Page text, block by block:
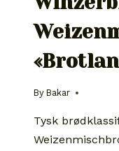
By Bakar
Tysk